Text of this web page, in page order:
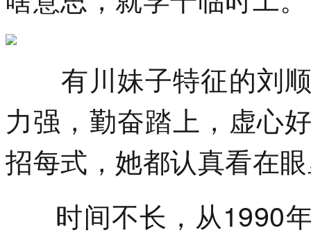
有川妹子特征的刘顺
力强，勤奋踏上，虚心
招每式，她都认真看在
时间不长，从1990年